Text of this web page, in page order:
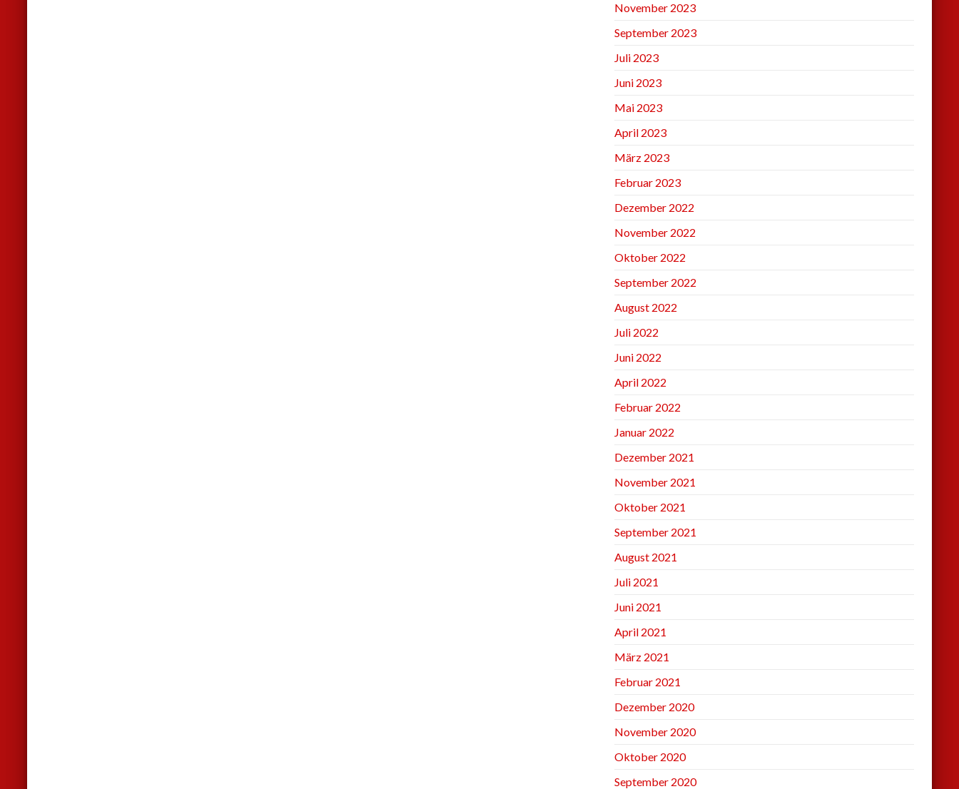
November 2023
September 2023
Juli 2023
Juni 2023
Mai 2023
April 2023
März 2023
Februar 2023
Dezember 2022
November 2022
Oktober 2022
September 2022
August 2022
Juli 2022
Juni 2022
April 2022
Februar 2022
Januar 2022
Dezember 2021
November 2021
Oktober 2021
September 2021
August 2021
Juli 2021
Juni 2021
April 2021
März 2021
Februar 2021
Dezember 2020
November 2020
Oktober 2020
September 2020